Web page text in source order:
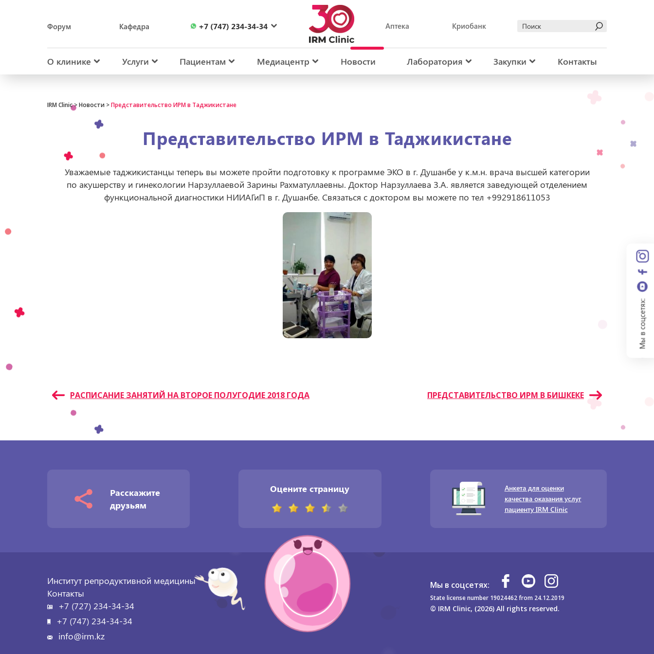
Форум Кафедра
+7 (747) 234-34-34
Аптека Криобанк
О клинике Услуги Пациентам Медиацентр Новости Лаборатория Закупки Контакты
IRM Clinic>Новости >Представительство ИРМ в Таджикистане
Представительство ИРМ в Таджикистане
Уважаемые таджикистанцы теперь вы можете пройти подготовку к программе ЭКО в г. Душанбе у к.м.н. врача высшей категории
по акушерству и гинекологии Нарзуллаевой Зарины Рахматуллаевны. Доктор Нарзуллаева З.А. является заведующей отделением
функциональной диагностики НИИАГиП в г. Душанбе. Связаться с доктором вы можете по тел +992918611053
Навигация
записям
ПРЕДСТАВИТЕЛЬСТВО ИРМ В БИШКЕКЕ
РАСПИСАНИЕ ЗАНЯТИЙ НА ВТОРОЕ ПОЛУГОДИЕ 2018 ГОДА
Расскажите
друзьям
Оцените страницу
Анкета для оценки
качества оказания услуг
пациенту IRM Clinic
Институт репродуктивной медицины
Контакты
+7 (727) 234-34-34
+7 (747) 234-34-34
info@irm.kz
Мы в соцсетях:
State license number 19024462 from 24.12.2019
© IRM Clinic, (2026) All rights reserved.
Мы в соцсетях: